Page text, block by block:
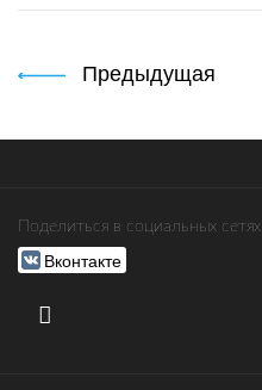
Предыдущая
Поделиться в социальных сетях
Вконтакте